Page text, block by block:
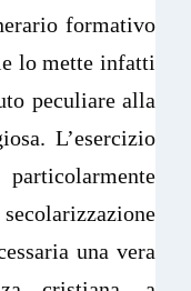
formativo
lo mette infatti
peculiare alla
L’esercizio
una vera